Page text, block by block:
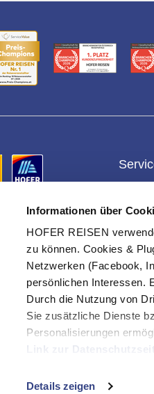
Informationen über
HOFER REISEN
zu können. Cookies &
Netzwerken (Facebook,
persönlichen Interessen.
Durch die Nutzung von
Sie zusätzliche Dienste
Personalisierungen
Link zur
Mit Klick auf "Alles
Details zeigen
REISEN GmbH & Co KG,
Ihre